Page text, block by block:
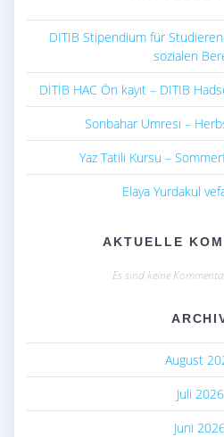
DITIB Stipendium für
sozialen
DİTİB HAC Ön kayıt – DITIB
Sonbahar Umresi –
Yaz Tatili Kursu –
Elaya Yurdakul
AKTUELLE
Es sind keine
August
Juli 2026
Juni